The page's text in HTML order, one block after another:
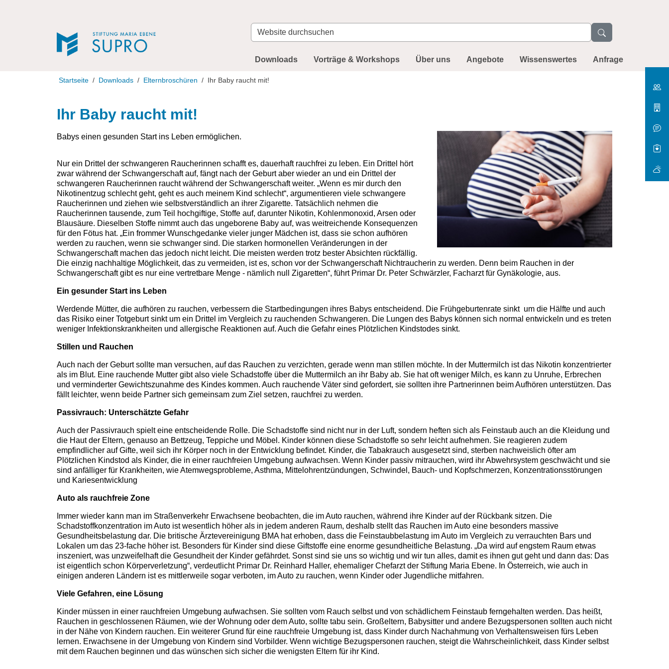
Website
durchsuchen
Downloads Vorträge & Workshops Über uns Angebote Wissenswertes Anfrage
Startseite Downloads Elternbroschüren Ihr Baby raucht mit!
Ihr Baby raucht mit!
Babys einen gesunden Start ins Leben ermöglichen.
Nur ein Drittel der schwangeren Raucherinnen schafft es, dauerhaft rauchfrei zu leben. Ein Drittel hört
zwar während der Schwangerschaft auf, fängt nach der Geburt aber wieder an und ein Drittel der
schwangeren Raucherinnen raucht während der Schwangerschaft weiter. „Wenn es mir durch den
Nikotinentzug schlecht geht, geht es auch meinem Kind schlecht“, argumentieren viele schwangere
Raucherinnen und ziehen wie selbstverständlich an ihrer Zigarette. Tatsächlich nehmen die
Raucherinnen tausende, zum Teil hochgiftige, Stoffe auf, darunter Nikotin, Kohlenmonoxid, Arsen oder
Blausäure. Dieselben Stoffe nimmt auch das ungeborene Baby auf, was weitreichende Konsequenzen
für den Fötus hat. „Ein frommer Wunschgedanke vieler junger Mädchen ist, dass sie schon aufhören
werden zu rauchen, wenn sie schwanger sind. Die starken hormonellen Veränderungen in der
Schwangerschaft machen das jedoch nicht leicht. Die meisten werden trotz bester Absichten rückfällig.
Die einzig nachhaltige Möglichkeit, das zu vermeiden, ist es, schon vor der Schwangerschaft Nichtraucherin zu werden. Denn beim Rauchen in der
Schwangerschaft gibt es nur eine vertretbare Menge - nämlich null Zigaretten“, führt Primar Dr. Peter Schwärzler, Facharzt für Gynäkologie, aus.
Ein gesunder Start ins Leben
Werdende Mütter, die aufhören zu rauchen, verbessern die Startbedingungen ihres Babys entscheidend. Die Frühgeburtenrate sinkt um die Hälfte und auch
das Risiko einer Totgeburt sinkt um ein Drittel im Vergleich zu rauchenden Schwangeren. Die Lungen des Babys können sich normal entwickeln und es treten
weniger Infektionskrankheiten und allergische Reaktionen auf. Auch die Gefahr eines Plötzlichen Kindstodes sinkt.
Stillen und Rauchen
Auch nach der Geburt sollte man versuchen, auf das Rauchen zu verzichten, gerade wenn man stillen möchte. In der Muttermilch ist das Nikotin konzentrierter
als im Blut. Eine rauchende Mutter gibt also viele Schadstoffe über die Muttermilch an ihr Baby ab. Sie hat oft weniger Milch, es kann zu Unruhe, Erbrechen
und verminderter Gewichtszunahme des Kindes kommen. Auch rauchende Väter sind gefordert, sie sollten ihre Partnerinnen beim Aufhören unterstützen. Das
fällt leichter, wenn beide Partner sich gemeinsam zum Ziel setzen, rauchfrei zu werden.
Passivrauch: Unterschätzte Gefahr
Auch der Passivrauch spielt eine entscheidende Rolle. Die Schadstoffe sind nicht nur in der Luft, sondern heften sich als Feinstaub auch an die Kleidung und
die Haut der Eltern, genauso an Bettzeug, Teppiche und Möbel. Kinder können diese Schadstoffe so sehr leicht aufnehmen. Sie reagieren zudem
empfindlicher auf Gifte, weil sich ihr Körper noch in der Entwicklung befindet. Kinder, die Tabakrauch ausgesetzt sind, sterben nachweislich öfter am
Plötzlichen Kindstod als Kinder, die in einer rauchfreien Umgebung aufwachsen. Wenn Kinder passiv mitrauchen, wird ihr Abwehrsystem geschwächt und sie
sind anfälliger für Krankheiten, wie Atemwegsprobleme, Asthma, Mittelohrentzündungen, Schwindel, Bauch- und Kopfschmerzen, Konzentrationsstörungen
und Kariesentwicklung
Auto als rauchfreie Zone
Immer wieder kann man im Straßenverkehr Erwachsene beobachten, die im Auto rauchen, während ihre Kinder auf der Rückbank sitzen. Die
Schadstoffkonzentration im Auto ist wesentlich höher als in jedem anderen Raum, deshalb stellt das Rauchen im Auto eine besonders massive
Gesundheitsbelastung dar. Die britische Ärztevereinigung BMA hat erhoben, dass die Feinstaubbelastung im Auto im Vergleich zu verrauchten Bars und
Lokalen um das 23-fache höher ist. Besonders für Kinder sind diese Giftstoffe eine enorme gesundheitliche Belastung. „Da wird auf engstem Raum etwas
inszeniert, was unzweifelhaft die Gesundheit der Kinder gefährdet. Sonst sind sie uns so wichtig und wir tun alles, damit es ihnen gut geht und dann das: Das
ist eigentlich schon Körperverletzung“, verdeutlicht Primar Dr. Reinhard Haller, ehemaliger Chefarzt der Stiftung Maria Ebene. In Österreich, wie auch in
einigen anderen Ländern ist es mittlerweile sogar verboten, im Auto zu rauchen, wenn Kinder oder Jugendliche mitfahren.
Viele Gefahren, eine Lösung
Kinder müssen in einer rauchfreien Umgebung aufwachsen. Sie sollten vom Rauch selbst und von schädlichem Feinstaub ferngehalten werden. Das heißt,
Rauchen in geschlossenen Räumen, wie der Wohnung oder dem Auto, sollte tabu sein. Großeltern, Babysitter und andere Bezugspersonen sollten auch nicht
in der Nähe von Kindern rauchen. Ein weiterer Grund für eine rauchfreie Umgebung ist, dass Kinder durch Nachahmung von Verhaltensweisen fürs Leben
lernen. Erwachsene in der Umgebung von Kindern sind Vorbilder. Wenn wichtige Bezugspersonen rauchen, steigt die Wahrscheinlichkeit, dass Kinder selbst
mit dem Rauchen beginnen und das wünschen sich sicher die wenigsten Eltern für ihr Kind.